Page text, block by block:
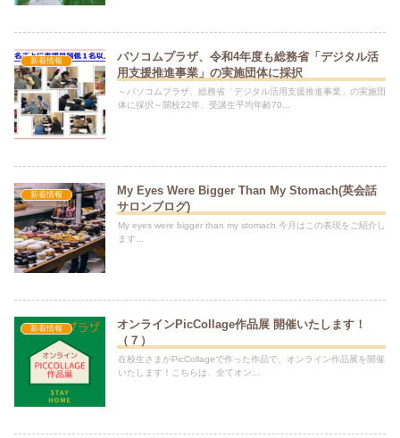
新着情報
パソコムプラザ、令和4年度も総務省「デジタル活
用支援推進事業」の実施団体に採択
～パソコムプラザ、総務省「デジタル活用支援推進事業」の実施団
体に採択～開校22年、受講生平均年齢70...
新着情報
My Eyes Were Bigger Than My Stomach(英会話
サロンブログ)
My eyes were bigger than my stomach.今月はこの表現をご紹介し
ます...
新着情報
オンラインPicCollage作品展 開催いたします！
（７）
在校生さまがPicCollageで作った作品で、オンライン作品展を開催
いたします！こちらは、全てオン...